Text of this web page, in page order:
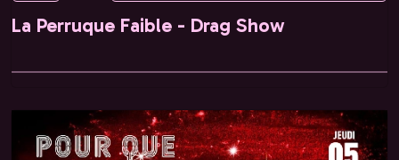
La Perruque Faible - Drag Show